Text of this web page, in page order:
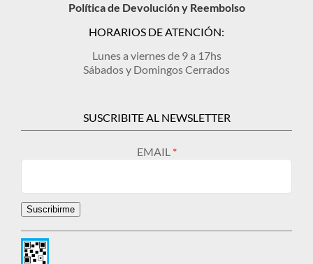
Política de Devolución y Reembolso
HORARIOS DE ATENCIÓN:
Lunes a viernes de 9 a 17hs
Sábados y Domingos Cerrados
SUSCRIBITE AL NEWSLETTER
EMAIL
Suscribirme